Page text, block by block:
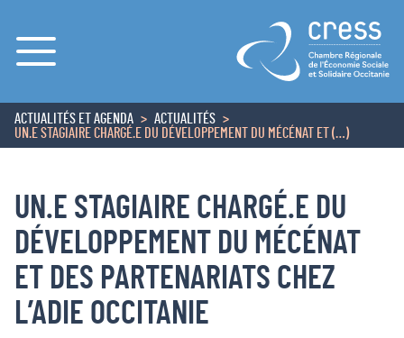
Menu
ACCUEIL
ACTUALITÉS ET AGENDA
ACTUALITÉS
UN.E STAGIAIRE CHARGÉ.E DU DÉVELOPPEMENT DU MÉCÉNAT ET (…)
UN.E STAGIAIRE CHARGÉ.E DU
DÉVELOPPEMENT DU MÉCÉNAT
ET DES PARTENARIATS CHEZ
L’ADIE OCCITANIE